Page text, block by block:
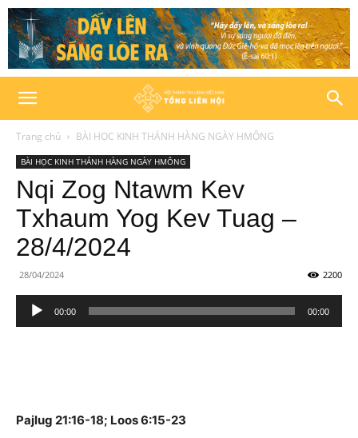
Trang chủ BÀI HỌC KINH THÁNH HÀNG NGÀY HMÔNG
BÀI HỌC KINH THÁNH HÀNG NGÀY HMÔNG
Nqi Zog Ntawm Kev
Txhaum Yog Kev Tuag –
28/4/2024
28/04/2024 2200
Trình
phát
00:00 00:00
Pajlug 21:16-18; Loos 6:15-23